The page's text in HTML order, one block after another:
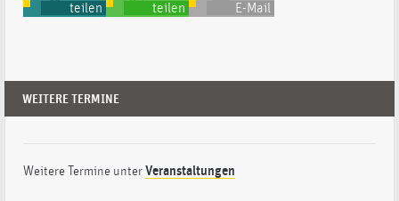
teilen teilen E-Mail
WEITERE TERMINE
Weitere Termine unter Veranstaltungen